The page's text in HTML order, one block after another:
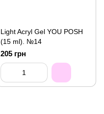
Light Acryl Gel YOU POSH
(15 ml). №14
205 грн